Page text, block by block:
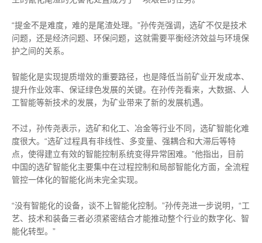
“提金不是难度，难的是尾渣处理。”孙传尧强调，选矿不仅是技术
问题，还是经济问题、环保问题，这就需要平衡经济效益与环境保
护之间的关系。
智能化是实现提质增效的重要路径，也是降低当前矿业开发成本、
提升作业效率、保证绿色发展的关键。在孙传尧看来，大数据、人
工智能等新技术的发展，为矿业带来了新的发展机遇。
不过，孙传尧表示，选矿和化工、冶金等行业不同，选矿智能化难
度很大。“选矿过程具有非线性、多变量、强耦合和大滞后等特
点，使得建立有效的智能控制系统变得异常困难。”他指出，目前
中国的选矿智能化主要集中在过程控制和局部智能化方面，全流程
管控一体化的智能化尚未完全实现。
“没有智能化的设备，谈不上智能化控制。”孙传尧进一步说明，“工
艺、技术和装备三者必须紧密结合才能推动整个行业的数字化、智
能化转型。”